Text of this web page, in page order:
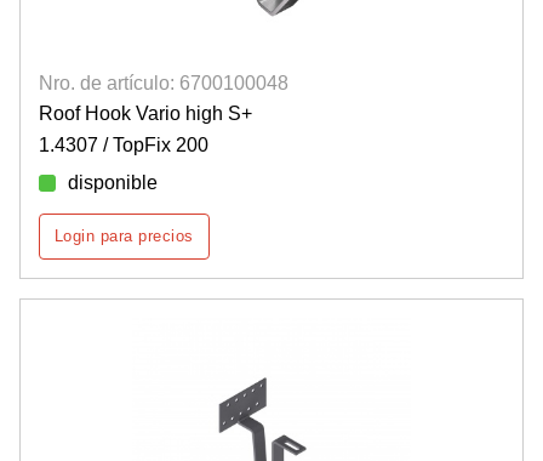
Nro. de artículo: 6700100048
Roof Hook Vario high S+
1.4307 / TopFix 200
disponible
Login para precios